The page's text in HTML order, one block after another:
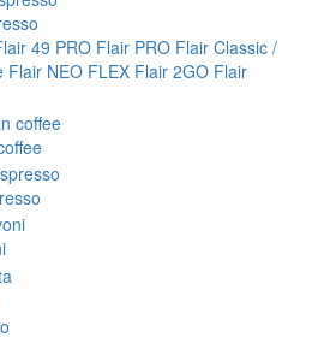
49 PRO Flair PRO Flair Classic /
Flair NEO FLEX Flair 2GO Flair